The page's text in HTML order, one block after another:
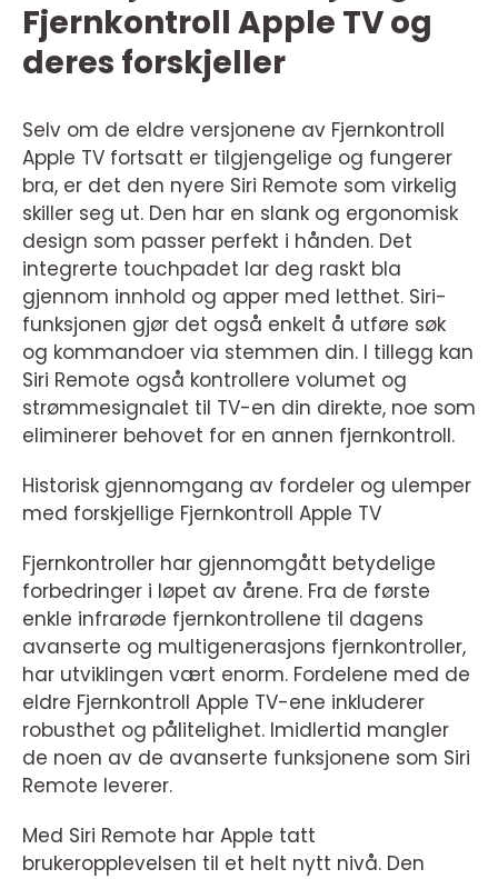
Fjernkontroll Apple TV og
deres forskjeller
Selv om de eldre versjonene av Fjernkontroll
Apple TV fortsatt er tilgjengelige og fungerer
bra, er det den nyere Siri Remote som virkelig
skiller seg ut. Den har en slank og ergonomisk
design som passer perfekt i hånden. Det
integrerte touchpadet lar deg raskt bla
gjennom innhold og apper med letthet. Siri-
funksjonen gjør det også enkelt å utføre søk
og kommandoer via stemmen din. I tillegg kan
Siri Remote også kontrollere volumet og
strømmesignalet til TV-en din direkte, noe som
eliminerer behovet for en annen fjernkontroll.
Historisk gjennomgang av fordeler og ulemper
med forskjellige Fjernkontroll Apple TV
Fjernkontroller har gjennomgått betydelige
forbedringer i løpet av årene. Fra de første
enkle infrarøde fjernkontrollene til dagens
avanserte og multigenerasjons fjernkontroller,
har utviklingen vært enorm. Fordelene med de
eldre Fjernkontroll Apple TV-ene inkluderer
robusthet og pålitelighet. Imidlertid mangler
de noen av de avanserte funksjonene som Siri
Remote leverer.
Med Siri Remote har Apple tatt
brukeropplevelsen til et helt nytt nivå. Den